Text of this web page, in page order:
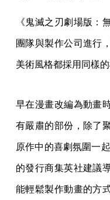
《鬼滅之刃劇場版：
團隊與製作公司進行
美術風格都採用同樣的
早在漫畫改編為動畫
有嚴肅的部份，除了
原作中的喜劇氛圍一
的發行商集英社建議
能輕鬆製作動畫的方